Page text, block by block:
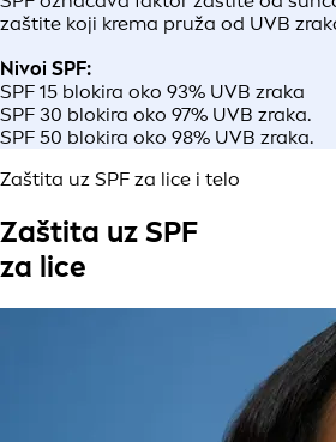
zaštite koji krema pruža od UVB
Nivoi SPF:
SPF 15 blokira oko 93% UVB zraka
SPF 30 blokira oko 97% UVB zraka.
SPF 50 blokira oko 98% UVB zraka.
Zaštita uz SPF za lice i telo
Zaštita uz SPF
za lice